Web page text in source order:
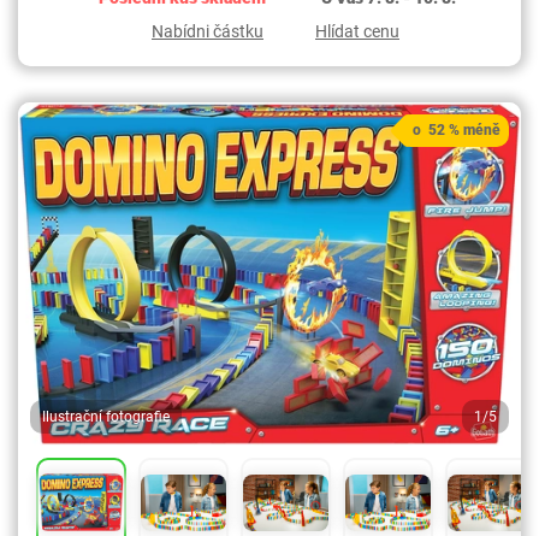
Nabídni částku
Hlídat cenu
Ilustrační fotografie 1/5
o 52 % méně